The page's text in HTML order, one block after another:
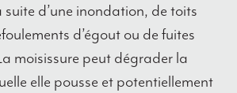
d’une inondation, de toits
d’égout ou de fuites
moisissure peut dégrader la
elle pousse et potentiellement